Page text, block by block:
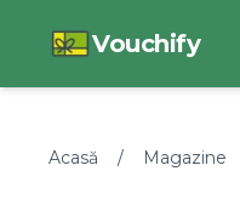
Vouchify
Acasă / Magazine